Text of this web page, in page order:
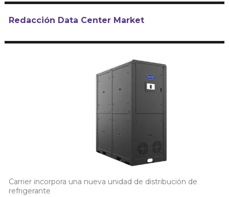
Redacción Data Center Market
Carrier incorpora una nueva unidad de distribución de
refrigerante